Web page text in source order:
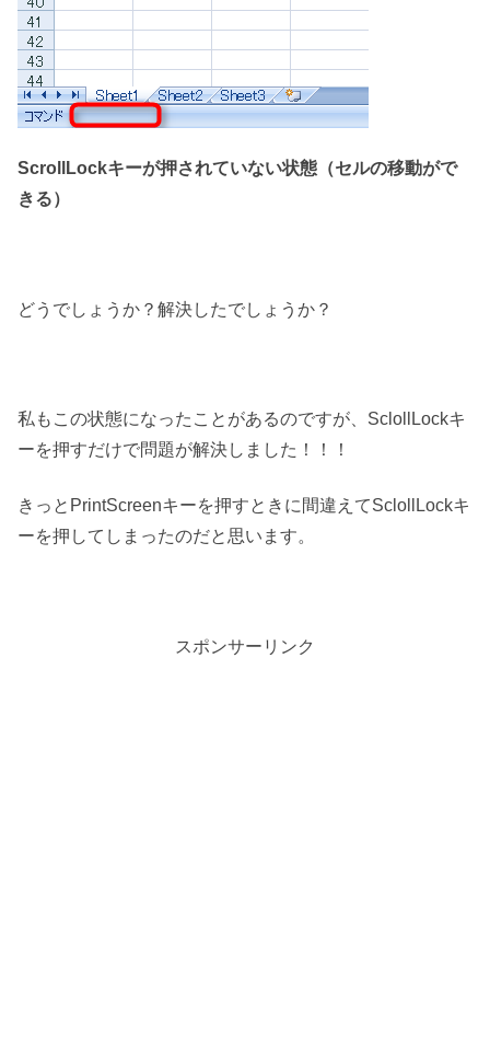
ScrollLockキーが押されていない状態（セルの移動がで
きる）
どうでしょうか？解決したでしょうか？
私もこの状態になったことがあるのですが、SclollLockキ
ーを押すだけで問題が解決しました！！！
きっとPrintScreenキーを押すときに間違えてSclollLockキ
ーを押してしまったのだと思います。
スポンサーリンク